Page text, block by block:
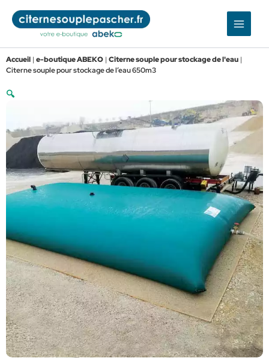
contenu
Accueil | e-boutique ABEKO | Citerne souple pour stockage de l'eau |
Citerne souple pour stockage de l’eau 650m3
🔍